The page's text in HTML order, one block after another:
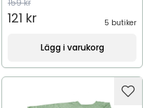
159 kr
121 kr 5 butiker
Lägg i varukorg